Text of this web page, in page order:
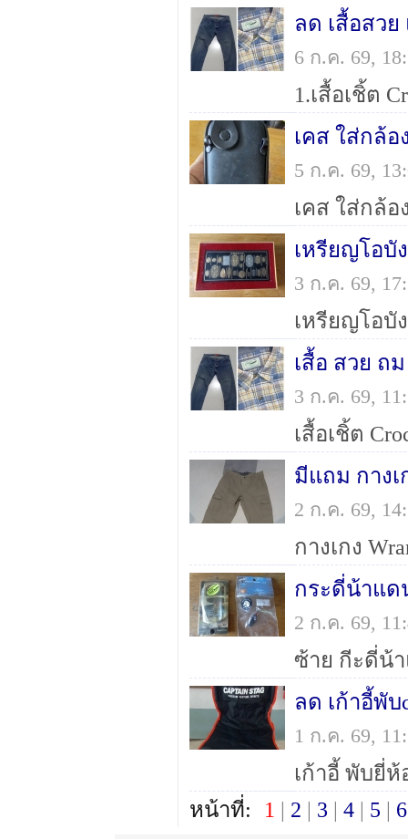
ลด เสื้อสว
6 ก.ค. 69,
เคส ใส่กล้อ
5 ก.ค. 69,
เหรียญโอบั
3 ก.ค. 69,
เสื้อ สวย ถ
3 ก.ค. 69,
มีแถม กางเ
2 ก.ค. 69,
กระดี่น้าแด
2 ก.ค. 69,
ลด เก้าอี้พับ
1 ก.ค. 69,
หน้าที่: 1 | 2 | 3 | 4 | 5 | 6